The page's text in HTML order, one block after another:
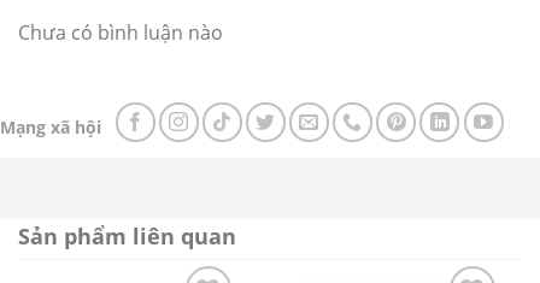
Tủ nửa đông nửa mát HWA-45CFR được trang bị
đông là -10°C ~ -20°C, tủ giúp giữ nguyên độ tươi
ngon cho các loại thực phẩm như thịt cá, hải
Chưa có bình luận nào
Mạng xã hội
Sản phẩm liên quan